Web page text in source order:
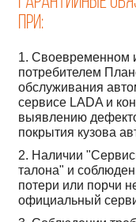
при:
1. Своевременном
потребителем
обслуживания
сервисе LADA и
выявлению
покрытия кузова
2. Наличии
талона" и
потери или порчи
официальный